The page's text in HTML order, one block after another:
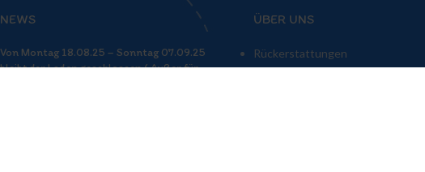
NEWS
Von Montag 18.08.25 – Sonntag 07.09.25
bleibt der Laden geschlossen ( Außer für
ÜBER UNS
Rückerstattungen
Datenschutzerklärung